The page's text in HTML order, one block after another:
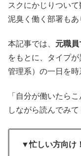
スクにかじりつい
泥臭く働く部署もあ
本記事では、 元職
をもとに、タイプ
管理系）の一日を時
「自分が働いたら
しながら読んでみて
▼忙しい方向け